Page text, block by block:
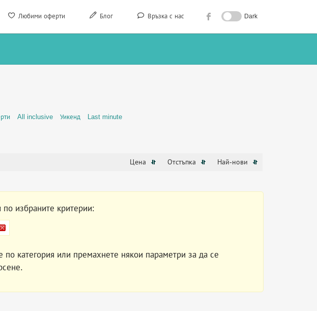
Любими оферти Блог Връзка с нас Dark
All inclusive Уикенд Last minute
Цена Отстъпка Най-нови
избраните критерии:
по категория или премахнете някои параметри за да се